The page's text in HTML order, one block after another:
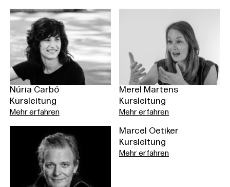
Núria Carbó
Kursleitung
Mehr erfahren
Merel Martens
Kursleitung
Mehr erfahren
Marcel Oetiker
Kursleitung
Mehr erfahren